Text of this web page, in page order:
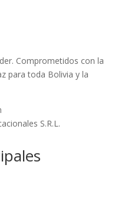
Comprometidos con la
para toda Bolivia y la
S.R.L.